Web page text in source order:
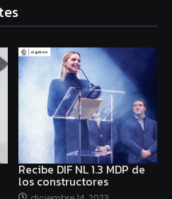
Recibe DIF NL 1.3 MDP de
los constructores